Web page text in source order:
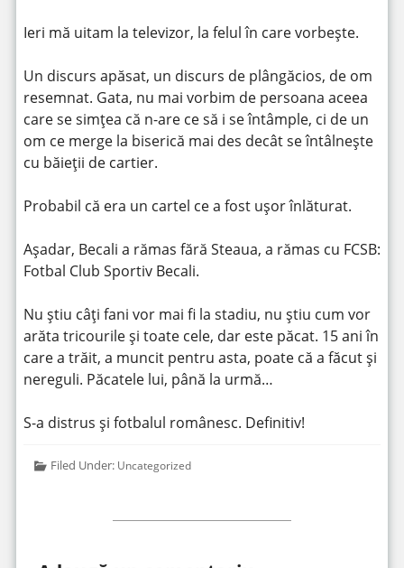
Ieri mă uitam la televizor, la felul în care vorbește.
Un discurs apăsat, un discurs de plângăcios, de om
resemnat. Gata, nu mai vorbim de persoana aceea
care se simțea că n-are ce să i se întâmple, ci de un
om ce merge la biserică mai des decât se întâlnește
cu băieții de cartier.
Probabil că era un cartel ce a fost ușor înlăturat.
Așadar, Becali a rămas fără Steaua, a rămas cu FCSB:
Fotbal Club Sportiv Becali.
Nu știu câți fani vor mai fi la stadiu, nu știu cum vor
arăta tricourile și toate cele, dar este păcat. 15 ani în
care a trăit, a muncit pentru asta, poate că a făcut și
nereguli. Păcatele lui, până la urmă…
S-a distrus și fotbalul românesc. Definitiv!
Filed Under: Uncategorized